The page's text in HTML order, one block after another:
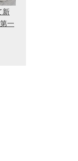
新
一